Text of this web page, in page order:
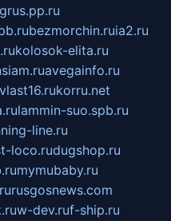
bezmorchin.ruia2.ru
kolosok-elita.ru
avegainfo.ru
vlast16.rukorru.net
lammin-suo.spb.ru
line.ru
loco.rudugshop.ru
mymubaby.ru
rusgosnews.com
w-dev.ruf-ship.ru